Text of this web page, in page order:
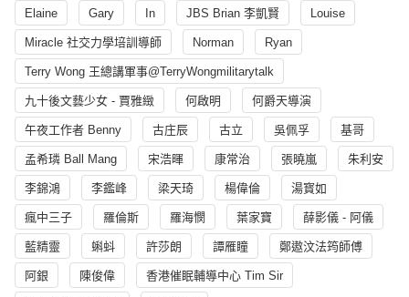
Elaine Gary In JBS Brian 李凱賢 Louise
Miracle 社交力學培訓導師 Norman Ryan
Terry Wong 王總講軍事@TerryWongmilitarytalk
九十後文藝少女 - 賈雅緻 何啟明 何爵天導演
午夜工作者 Benny 古庄辰 古立 吳佩孚 基哥
孟希璘 Ball Mang 宋浩暉 康常治 張曉嵐 朱利安
李錦鴻 李鑑峰 梁天琦 楊偉倫 湯寳如
瘋中三子 羅倫斯 羅海憫 葉家寶 薛影儀 - 阿儀
藍精靈 蝌蚪 許莎朗 譚雁瞳 鄭遨汶法筠師傅
阿銀 陳俊偉 香港催眠輔導中心 Tim Sir